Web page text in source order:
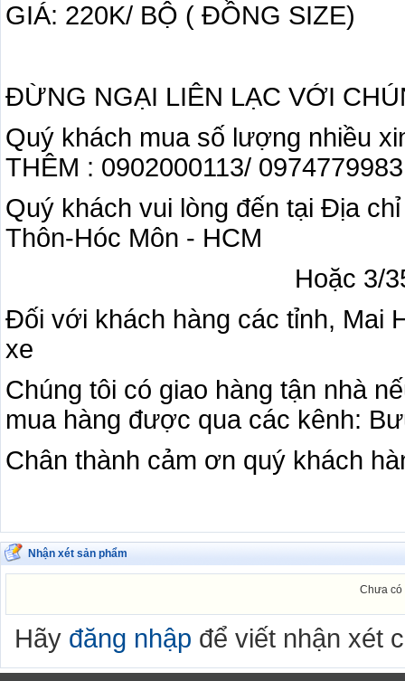
GIÁ: 220K/ BỘ ( ĐỒNG SIZE)
ĐỪNG NGẠI LIÊN LẠC VỚI
Quý khách mua số lượng nhiều
THÊM : 0902000113/
Quý khách vui lòng đến tại Địa
Thôn-Hóc Môn - HCM
Hoặc 3/35 thành
Đối với khách hàng các tỉnh, Mai
xe
Chúng tôi có giao hàng tận nhà
mua hàng được qua các kênh:
Chân thành cảm ơn quý khách
Nhận xét sản phẩm
Chưa có
Hãy đăng nhập để viết nhận xét